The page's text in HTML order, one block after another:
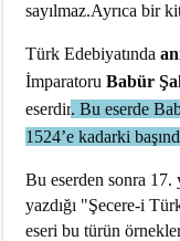
sayılmaz.Ayrıca bir
Türk Edebiyatında
İmparatoruBabür
eserdir. Bu eserde
1524’e kadarki
Bu eserden sonra 17.
yazdığı "Şecere-i
eseri bu türün